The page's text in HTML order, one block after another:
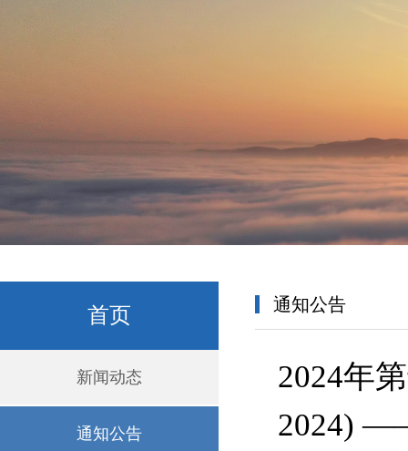
首页
新闻动态
通知公告
通知公告
2024年
2024)